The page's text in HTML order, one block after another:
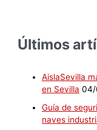
Últimos
AislaSevilla
en Sevilla 04/
Guía de
naves